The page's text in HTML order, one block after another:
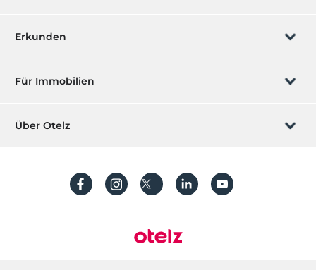
Freibad
Lobby-Bar
In der Einrichtung
Buchung verwalten
Häufig gestellte Fragen
Erkunden
Geschenkgutschein
Konto erstellen
Für Immobilien
Ihr Hotel auflisten
Über Otelz
Bedingungen und Konditionen